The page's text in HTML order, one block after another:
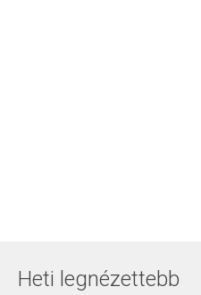
Heti legnézettebb